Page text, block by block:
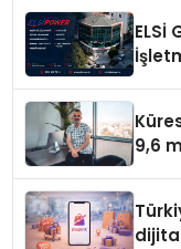
ELSİ
9,6